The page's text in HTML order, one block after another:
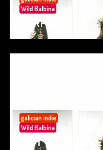
Wild Balbina
SURFIN’
galician indie
Wild Balbina
SPIT YOUR LOVE